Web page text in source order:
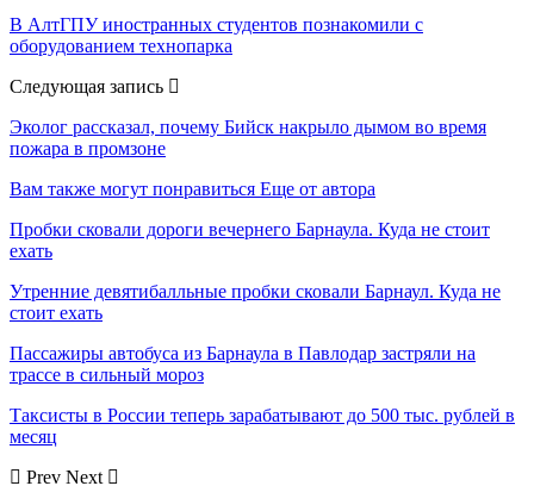
В АлтГПУ иностранных студентов познакомили с
оборудованием технопарка
Следующая запись
Эколог рассказал, почему Бийск накрыло дымом во время
пожара в промзоне
Вам также могут понравиться Еще от автора
Пробки сковали дороги вечернего Барнаула. Куда не стоит
ехать
Утренние девятибалльные пробки сковали Барнаул. Куда не
стоит ехать
Пассажиры автобуса из Барнаула в Павлодар застряли на
трассе в сильный мороз
Таксисты в России теперь зарабатывают до 500 тыс. рублей в
месяц
Prev Next